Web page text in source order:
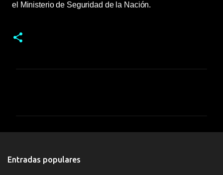
el Ministerio de Seguridad de la Nación.
t
Entradas populares